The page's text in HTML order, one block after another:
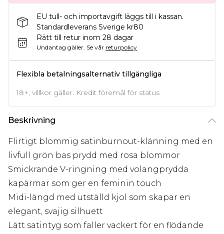
EU tull- och importavgift läggs till i kassan.
Standardleverans Sverige kr80
Rätt till retur inom 28 dagar
Undantag gäller. Se vår returpolicy
Flexibla betalningsalternativ tillgängliga
18+, villkor gäller. Kredit föremål för status
Beskrivning
Flirtigt blommig satinburnout-klänning med en
livfull grön bas prydd med rosa blommor
Smickrande V-ringning med volangprydda
kapärmar som ger en feminin touch
Midi-längd med utställd kjol som skapar en
elegant, svajig silhuett
Lätt satintyg som faller vackert för en flödande